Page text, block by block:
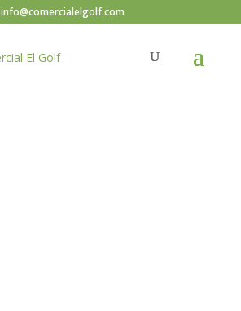
info@comercialelgolf.com